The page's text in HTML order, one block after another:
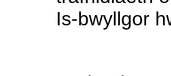
Is-bwyllgor